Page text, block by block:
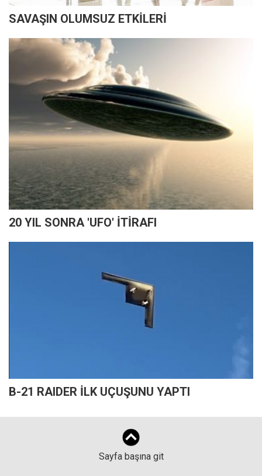
SAVAŞIN OLUMSUZ ETKİLERİ
20 YIL SONRA 'UFO' İTİRAFI
B-21 RAIDER İLK UÇUŞUNU YAPTI
Sayfa başına git